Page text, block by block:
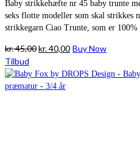
Baby strikkehæfte nr 45 baby trunte
seks flotte modeller som skal strikkes
strikkegarn Ciao Trunte, som er
kr.45,00Den
pris
var:
kr.40,00Den
pris
Buy Now
Tilbud